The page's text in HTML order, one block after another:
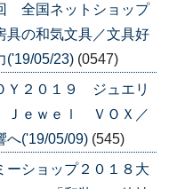
全国ネットショップ
の和気文具／文具好
('19/05/23) (0547)
Ｙ２０１９ ジュエリ
Ｊｅｗｅｌ ＶＯＸ／
へ('19/05/09) (545)
ショップ２０１８大